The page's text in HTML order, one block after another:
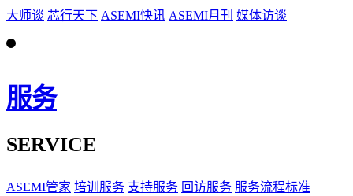
大师谈 芯行天下 ASEMI快讯 ASEMI月刊 媒体访谈
服务
SERVICE
ASEMI管家 培训服务 支持服务 回访服务 服务流程标准